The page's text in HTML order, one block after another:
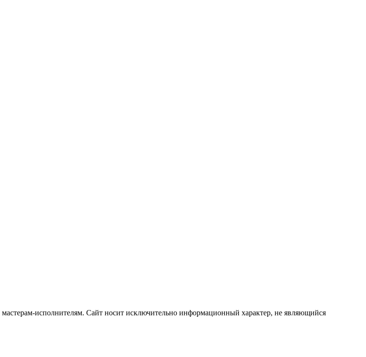
Сайт носит исключительно информационный характер, не являющийся